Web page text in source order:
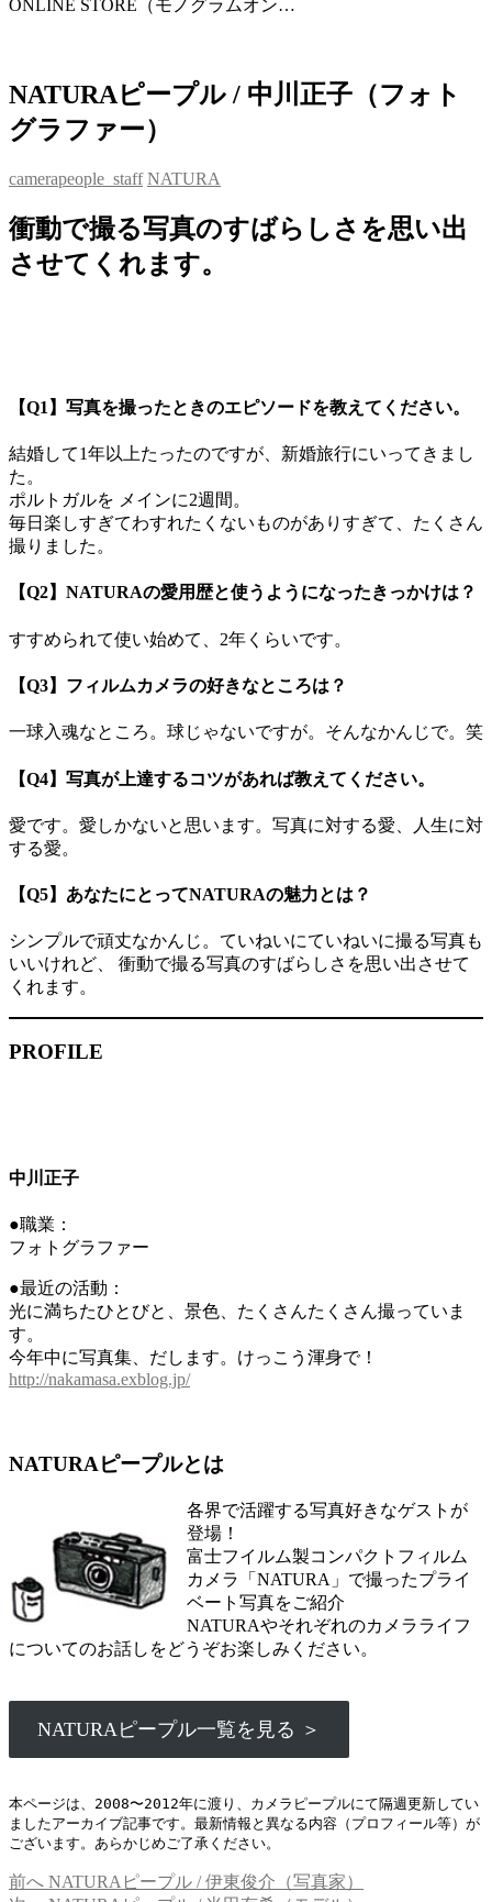
ONLINE STORE（モノグラムオン…
NATURAピープル / 中川正子（フォト
グラファー）
camerapeople_staff NATURA
衝動で撮る写真のすばらしさを思い出
させてくれます。
【Q1】写真を撮ったときのエピソードを教えてください。
結婚して1年以上たったのですが、新婚旅行にいってきまし
た。
ポルトガルを メインに2週間。
毎日楽しすぎてわすれたくないものがありすぎて、たくさん
撮りました。
【Q2】NATURAの愛用歴と使うようになったきっかけは？
すすめられて使い始めて、2年くらいです。
【Q3】フィルムカメラの好きなところは？
一球入魂なところ。球じゃないですが。そんなかんじで。笑
【Q4】写真が上達するコツがあれば教えてください。
愛です。愛しかないと思います。写真に対する愛、人生に対
する愛。
【Q5】あなたにとってNATURAの魅力とは？
シンプルで頑丈なかんじ。ていねいにていねいに撮る写真も
いいけれど、 衝動で撮る写真のすばらしさを思い出させて
くれます。
PROFILE
中川正子
●職業：
フォトグラファー
●最近の活動：
光に満ちたひとびと、景色、たくさんたくさん撮っていま
す。
今年中に写真集、だします。けっこう渾身で！
http://nakamasa.exblog.jp/
NATURAピープルとは
各界で活躍する写真好きなゲストが
登場！
富士フイルム製コンパクトフィルム
カメラ「NATURA」で撮ったプライ
ベート写真をご紹介
NATURAやそれぞれのカメラライフ
についてのお話しをどうぞお楽しみください。
NATURAピープル一覧を見る ＞
本ページは、2008〜2012年に渡り、カメラピープルにて隔週更新してい
ましたアーカイブ記事です。最新情報と異なる内容（プロフィール等）が
ございます。あらかじめご了承ください。
投
前へ 過
NATURAピープル / 伊東俊介（写真家）